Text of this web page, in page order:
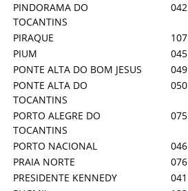
PINDORAMA DO
TOCANTINS
042
PIRAQUE 107
PIUM
045
PONTE ALTA DO BOM JESUS
049
PONTE ALTA DO
TOCANTINS
050
PORTO ALEGRE DO
TOCANTINS
075
PORTO NACIONAL 046
PRAIA NORTE
076
PRESIDENTE KENNEDY
041